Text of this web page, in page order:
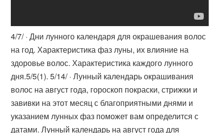
4/7/ · Дни лунного календаря для окрашевания волос
на год. Характеристика фаз луны, их влияние на
здоровье волос. Характеристика каждого лунного
дня.5/5(1). 5/14/ · Лунный календарь окрашивания
волос на август года, гороскоп покраски, стрижки и
завивки на этот месяц с благоприятными днями и
указанием лунных фаз поможет вам определится с
датами. Лунный календарь на август года для